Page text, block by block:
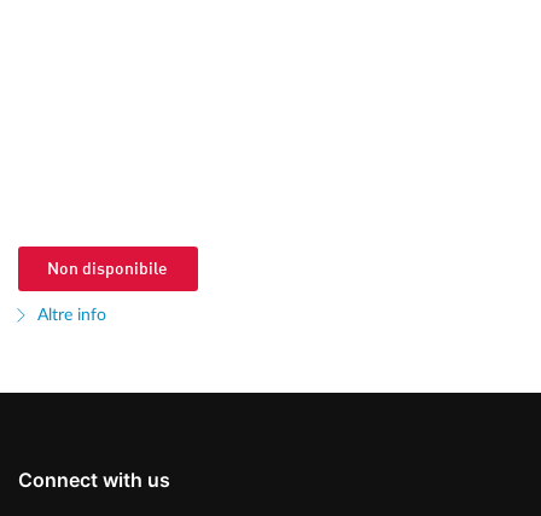
Non disponibile
Altre info
Connect with us